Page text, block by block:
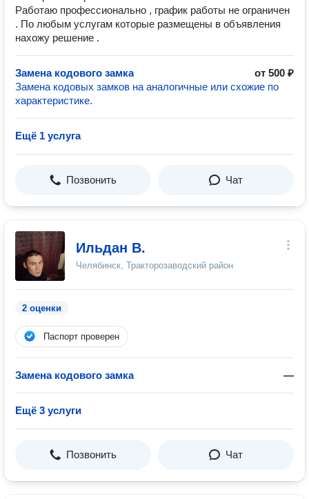
Работаю профессионально , график работы не ограничен
. По любым услугам которые размещены в объявления
нахожу решение .
Замена кодового замка
от 500 ₽
Замена кодовых замков на аналогичные или схожие по
характеристике.
Ещё 1 услуга
Позвонить Чат
Ильдан В.
Челябинск, Тракторозаводский район
2 оценки
Паспорт проверен
Замена кодового замка —
Ещё 3 услуги
Позвонить Чат